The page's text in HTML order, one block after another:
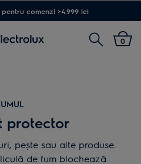
comenzi >4.999 lei
Cautare0
protector
pește sau alte produse.
de fum blochează